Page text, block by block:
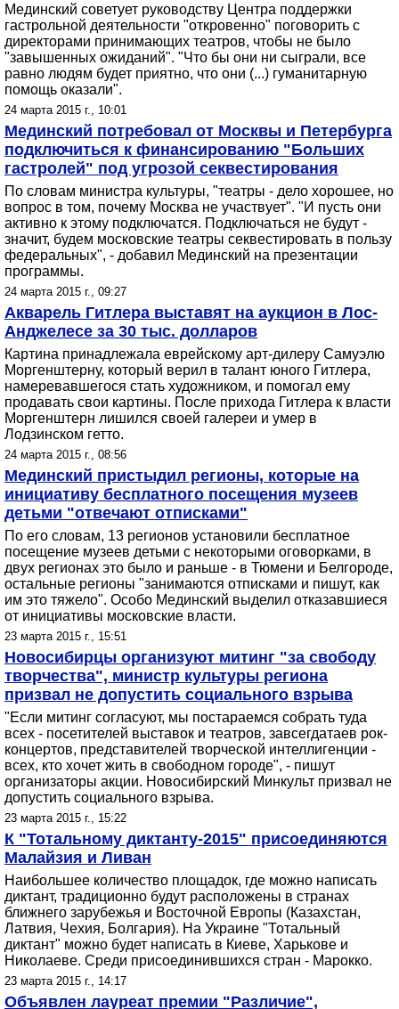
Мединский советует руководству Центра поддержки
гастрольной деятельности "откровенно" поговорить с
директорами принимающих театров, чтобы не было
"завышенных ожиданий". "Что бы они ни сыграли, все
равно людям будет приятно, что они (...) гуманитарную
помощь оказали".
24 марта 2015 г., 10:01
Мединский потребовал от Москвы и Петербурга
подключиться к финансированию "Больших
гастролей" под угрозой секвестирования
По словам министра культуры, "театры - дело хорошее, но
вопрос в том, почему Москва не участвует". "И пусть они
активно к этому подключатся. Подключаться не будут -
значит, будем московские театры секвестировать в пользу
федеральных", - добавил Мединский на презентации
программы.
24 марта 2015 г., 09:27
Акварель Гитлера выставят на аукцион в Лос-
Анджелесе за 30 тыс. долларов
Картина принадлежала еврейскому арт-дилеру Самуэлю
Моргенштерну, который верил в талант юного Гитлера,
намеревавшегося стать художником, и помогал ему
продавать свои картины. После прихода Гитлера к власти
Моргенштерн лишился своей галереи и умер в
Лодзинском гетто.
24 марта 2015 г., 08:56
Мединский пристыдил регионы, которые на
инициативу бесплатного посещения музеев
детьми "отвечают отписками"
По его словам, 13 регионов установили бесплатное
посещение музеев детьми с некоторыми оговорками, в
двух регионах это было и раньше - в Тюмени и Белгороде,
остальные регионы "занимаются отписками и пишут, как
им это тяжело". Особо Мединский выделил отказавшиеся
от инициативы московские власти.
23 марта 2015 г., 15:51
Новосибирцы организуют митинг "за свободу
творчества", министр культуры региона
призвал не допустить социального взрыва
"Если митинг согласуют, мы постараемся собрать туда
всех - посетителей выставок и театров, завсегдатаев рок-
концертов, представителей творческой интеллигенции -
всех, кто хочет жить в свободном городе", - пишут
организаторы акции. Новосибирский Минкульт призвал не
допустить социального взрыва.
23 марта 2015 г., 15:22
К "Тотальному диктанту-2015" присоединяются
Малайзия и Ливан
Наибольшее количество площадок, где можно написать
диктант, традиционно будут расположены в странах
ближнего зарубежья и Восточной Европы (Казахстан,
Латвия, Чехия, Болгария). На Украине "Тотальный
диктант" можно будет написать в Киеве, Харькове и
Николаеве. Среди присоединившихся стран - Марокко.
23 марта 2015 г., 14:17
Объявлен лауреат премии "Различие",